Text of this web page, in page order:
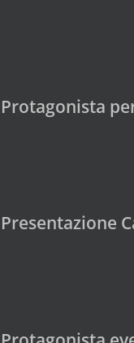
Protagonista
Presentazione